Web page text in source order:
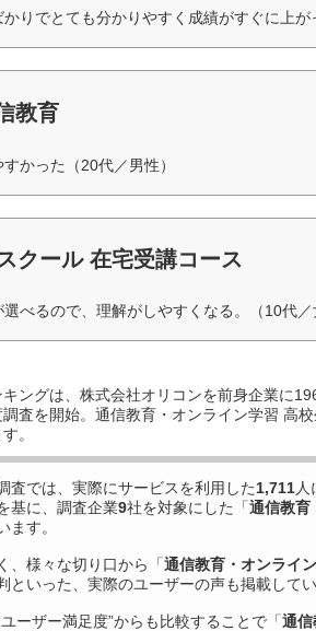
りでとても分かりやすく成績がすぐに上が
教育
かった（20代／男性）
クール 在宅受講コース
べるので、理解がしやすくなる。（10代／
ングは、株式会社オリコンを前身企業に
査を開始。通信教育・オンライン学習 高
。
査では、実際にサービスを利用した1,711人
基に、調査企業9社を対象にした「通信教育
ます。
、様々な切り口から「通信教育・オンライ
といった、実際のユーザーの声も掲載してい
ーザー満足度”からも比較することで「通信